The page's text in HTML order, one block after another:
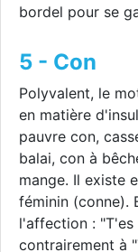
bordel pour se
5 - Con
Polyvalent, le
en matière
pauvre con,
balai, con à
mange. Il existe
féminin (conne).
l'affection : "T'es
contrairement à